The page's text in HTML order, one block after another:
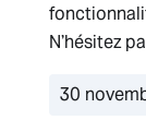
N’hésitez
30